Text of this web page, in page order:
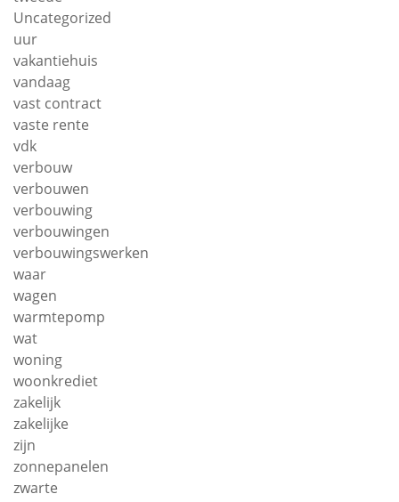
Uncategorized
uur
vakantiehuis
vandaag
vast contract
vaste rente
vdk
verbouw
verbouwen
verbouwing
verbouwingen
verbouwingswerken
waar
wagen
warmtepomp
wat
woning
woonkrediet
zakelijk
zakelijke
zijn
zonnepanelen
zwarte